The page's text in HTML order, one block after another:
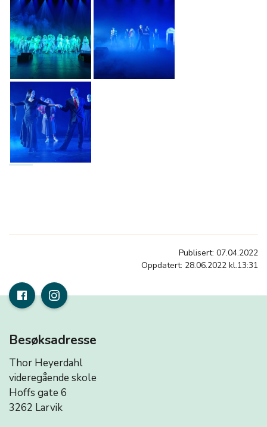
Publisert: 07.04.2022
Oppdatert: 28.06.2022 kl.13:31
Besøksadresse
Thor Heyerdahl
videregående skole
Hoffs gate 6
3262 Larvik